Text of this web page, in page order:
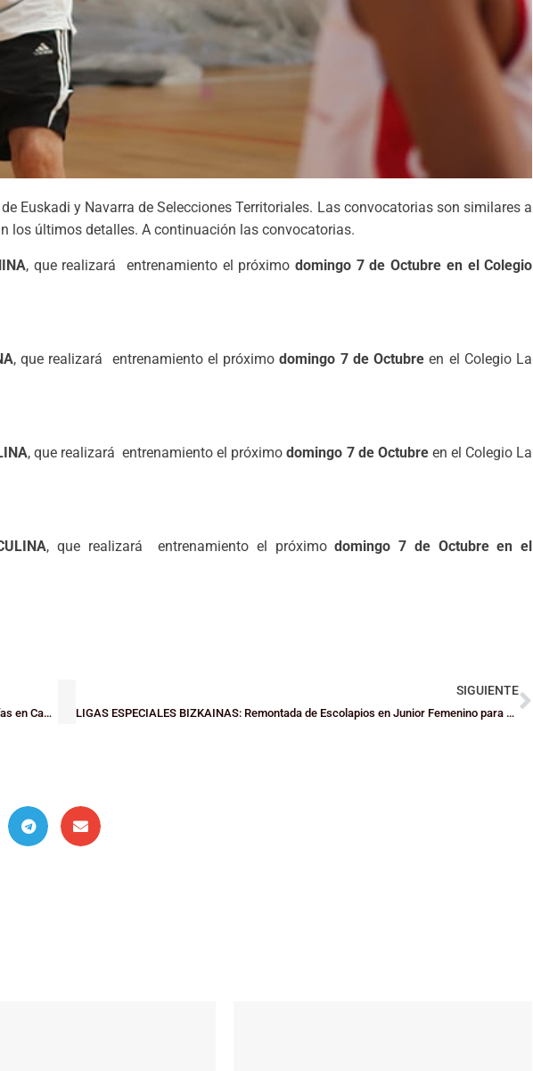
Euskadi y Navarra de Selecciones Territoriales. Las convocatorias son similares a
los últimos detalles. A continuación las convocatorias.
, que realizará entrenamiento el próximo domingo 7 de Octubre en el Colegio
, que realizará entrenamiento el próximodomingo 7 de Octubre en el Colegio La
, que realizará entrenamiento el próximodomingo 7 de Octubre en el Colegio La
, que realizará entrenamiento el próximodomingo 7 de Octubreen el
LIGAS VASCAS: Loiola y Gernika se rehacen en Junior Femenino y sin alegrías en Cadetes
SIGUIENTE
LIGAS ESPECIALES BIZKAINAS: Remontada de Escolapios en Junior Femenino para sentenciar en la prórroga